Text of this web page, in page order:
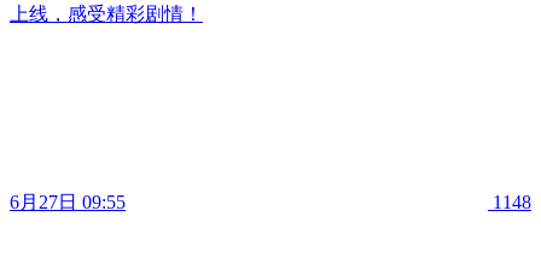
上线，感受精彩剧情！
6月27日 09:55 1148